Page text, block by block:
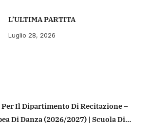
L’ULTIMA PARTITA
Luglio 28, 2026
Il Dipartimento Di Recitazione –
Di Danza (2026/2027) | Scuola Di